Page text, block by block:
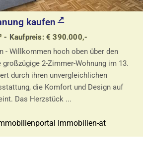
kaufen
- Kaufpreis: € 390.000,-
- Willkommen hoch oben über den
großzügige 2-Zimmer-Wohnung im 13.
durch ihren unvergleichlichen
die Komfort und Design auf
Das Herzstück ...
Immobilien-at